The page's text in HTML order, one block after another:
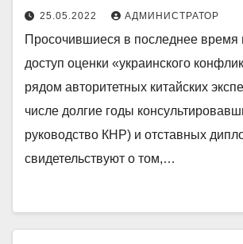
25.05.2022 АДМИНИСТРАТОР
Просочившиеся в последнее время
доступ оценки «украинского
рядом авторитетных китайских
числе долгие годы
руководство КНР) и отставных
свидетельствуют о том,…